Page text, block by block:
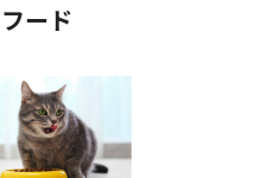
ード